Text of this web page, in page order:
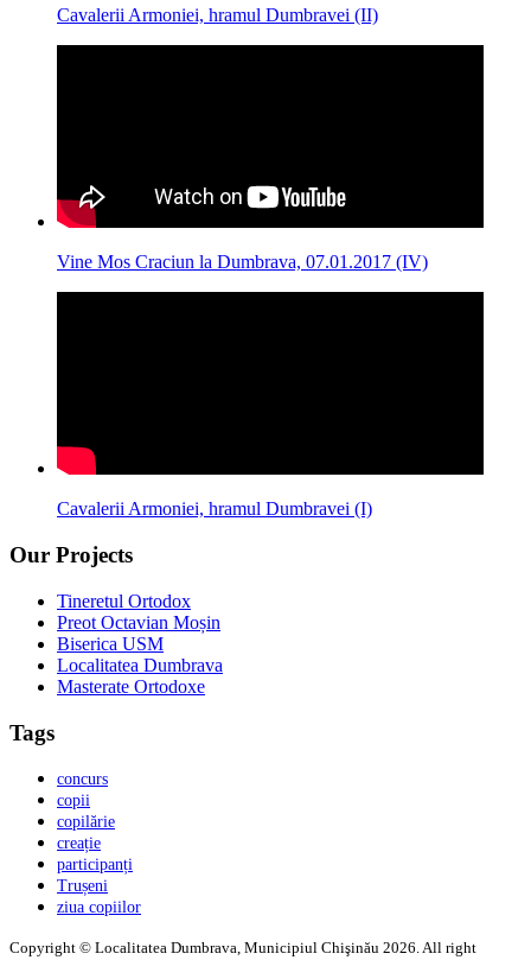
Cavalerii Armoniei, hramul Dumbravei (II)
Vine Mos Craciun la Dumbrava, 07.01.2017 (IV)
Cavalerii Armoniei, hramul Dumbravei (I)
Our Projects
Tineretul Ortodox
Preot Octavian Moșin
Biserica USM
Localitatea Dumbrava
Masterate Ortodoxe
Tags
concurs
copii
copilărie
creație
participanți
Trușeni
ziua copiilor
Copyright © Localitatea Dumbrava, Municipiul Chişinău 2026. All right